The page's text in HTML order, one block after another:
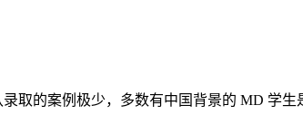
的案例极少，多数有中国背景的 MD 学生